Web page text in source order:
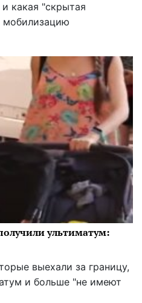
какая "скрытая
мобилизацию
ультиматум:
выехали за границу,
и больше "не имеют